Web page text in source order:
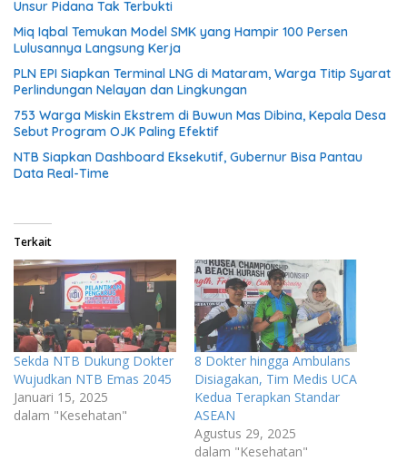
Unsur Pidana Tak Terbukti
Miq Iqbal Temukan Model SMK yang Hampir 100 Persen
Lulusannya Langsung Kerja
PLN EPI Siapkan Terminal LNG di Mataram, Warga Titip Syarat
Perlindungan Nelayan dan Lingkungan
753 Warga Miskin Ekstrem di Buwun Mas Dibina, Kepala Desa
Sebut Program OJK Paling Efektif
NTB Siapkan Dashboard Eksekutif, Gubernur Bisa Pantau
Data Real-Time
Terkait
Sekda NTB Dukung Dokter
Wujudkan NTB Emas 2045
Januari 15, 2025
dalam "Kesehatan"
8 Dokter hingga Ambulans
Disiagakan, Tim Medis UCA
Kedua Terapkan Standar
ASEAN
Agustus 29, 2025
dalam "Kesehatan"